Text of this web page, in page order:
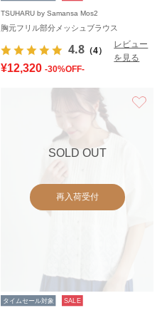
TSUHARU by Samansa Mos2
胸元フリル部分メッシュブラウス
4.8 （4）
レビュー
を見る
¥12,320 -30%OFF-
SOLD OUT
再入荷受付
タイムセール対象 SALE